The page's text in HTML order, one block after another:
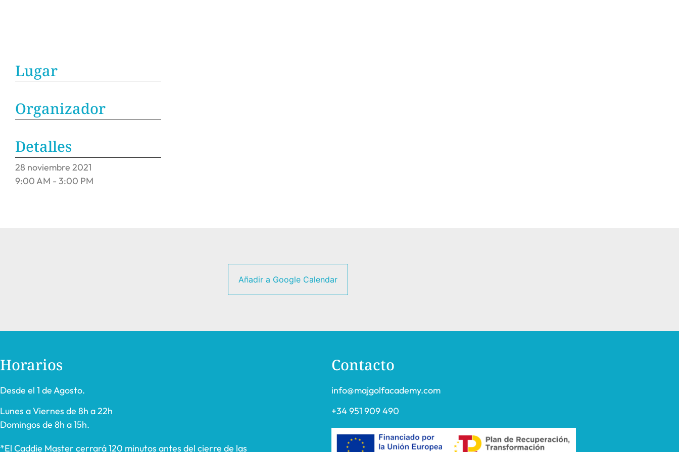
Lugar
Organizador
Detalles
28 noviembre 2021
9:00 AM - 3:00 PM
Añadir a Google Calendar
Horarios
Desde el 1 de Agosto.
Lunes a Viernes de 8h a 22h
Domingos de 8h a 15h.
*El Caddie Master cerrará 120 minutos antes del cierre de las
Contacto
info@majgolfacademy.com
+34 951 909 490